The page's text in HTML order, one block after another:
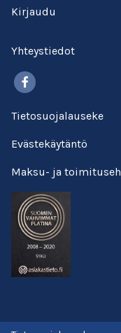
Kirjaudu
Yhteystiedot
Tietosuojalauseke
Evästekäytäntö
Maksu- ja